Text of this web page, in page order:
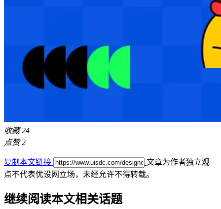
收藏 24
点赞 2
复制本文链接
文章为作者独立观
点不代表优设网立场， 未经允许不得转载。
继续阅读本文相关话题